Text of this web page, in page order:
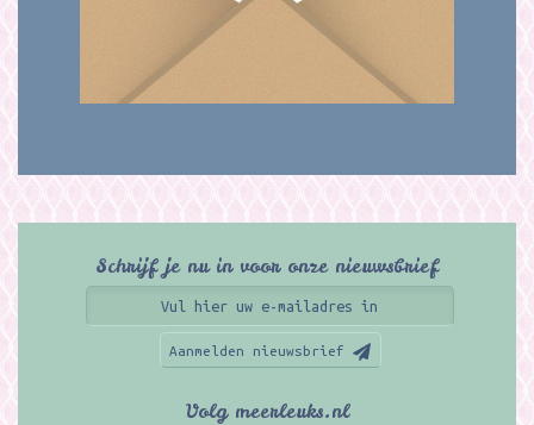
Schrijf je nu in voor onze nieuwsbrief
Aanmelden nieuwsbrief
Volg meerleuks.nl